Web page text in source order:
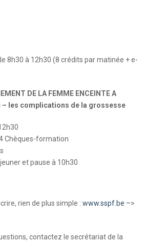
8h30 à 12h30 (8 crédits par matinée + e-
DE LA FEMME ENCEINTE A
– les complications de la grossesse
4 Chèques-formation
et pause à 10h30
rien de plus simple : www.sspf.be –>
contactez le secrétariat de la